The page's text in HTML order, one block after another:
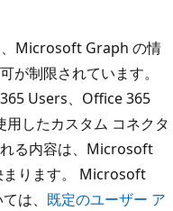
、Microsoft Graph の情
が制限されています。
Users、Office 365
したカスタム コネクタ
る内容は、Microsoft
まります。 Microsoft
は、 既定のユーザー ア